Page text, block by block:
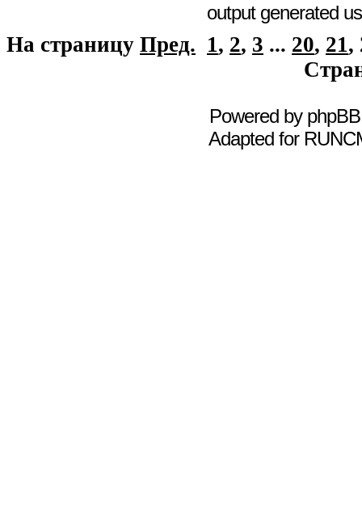
output generated
На страницу Пред. 1, 2, 3 ... 20, 21,
Powered by phpBB
Adapted for